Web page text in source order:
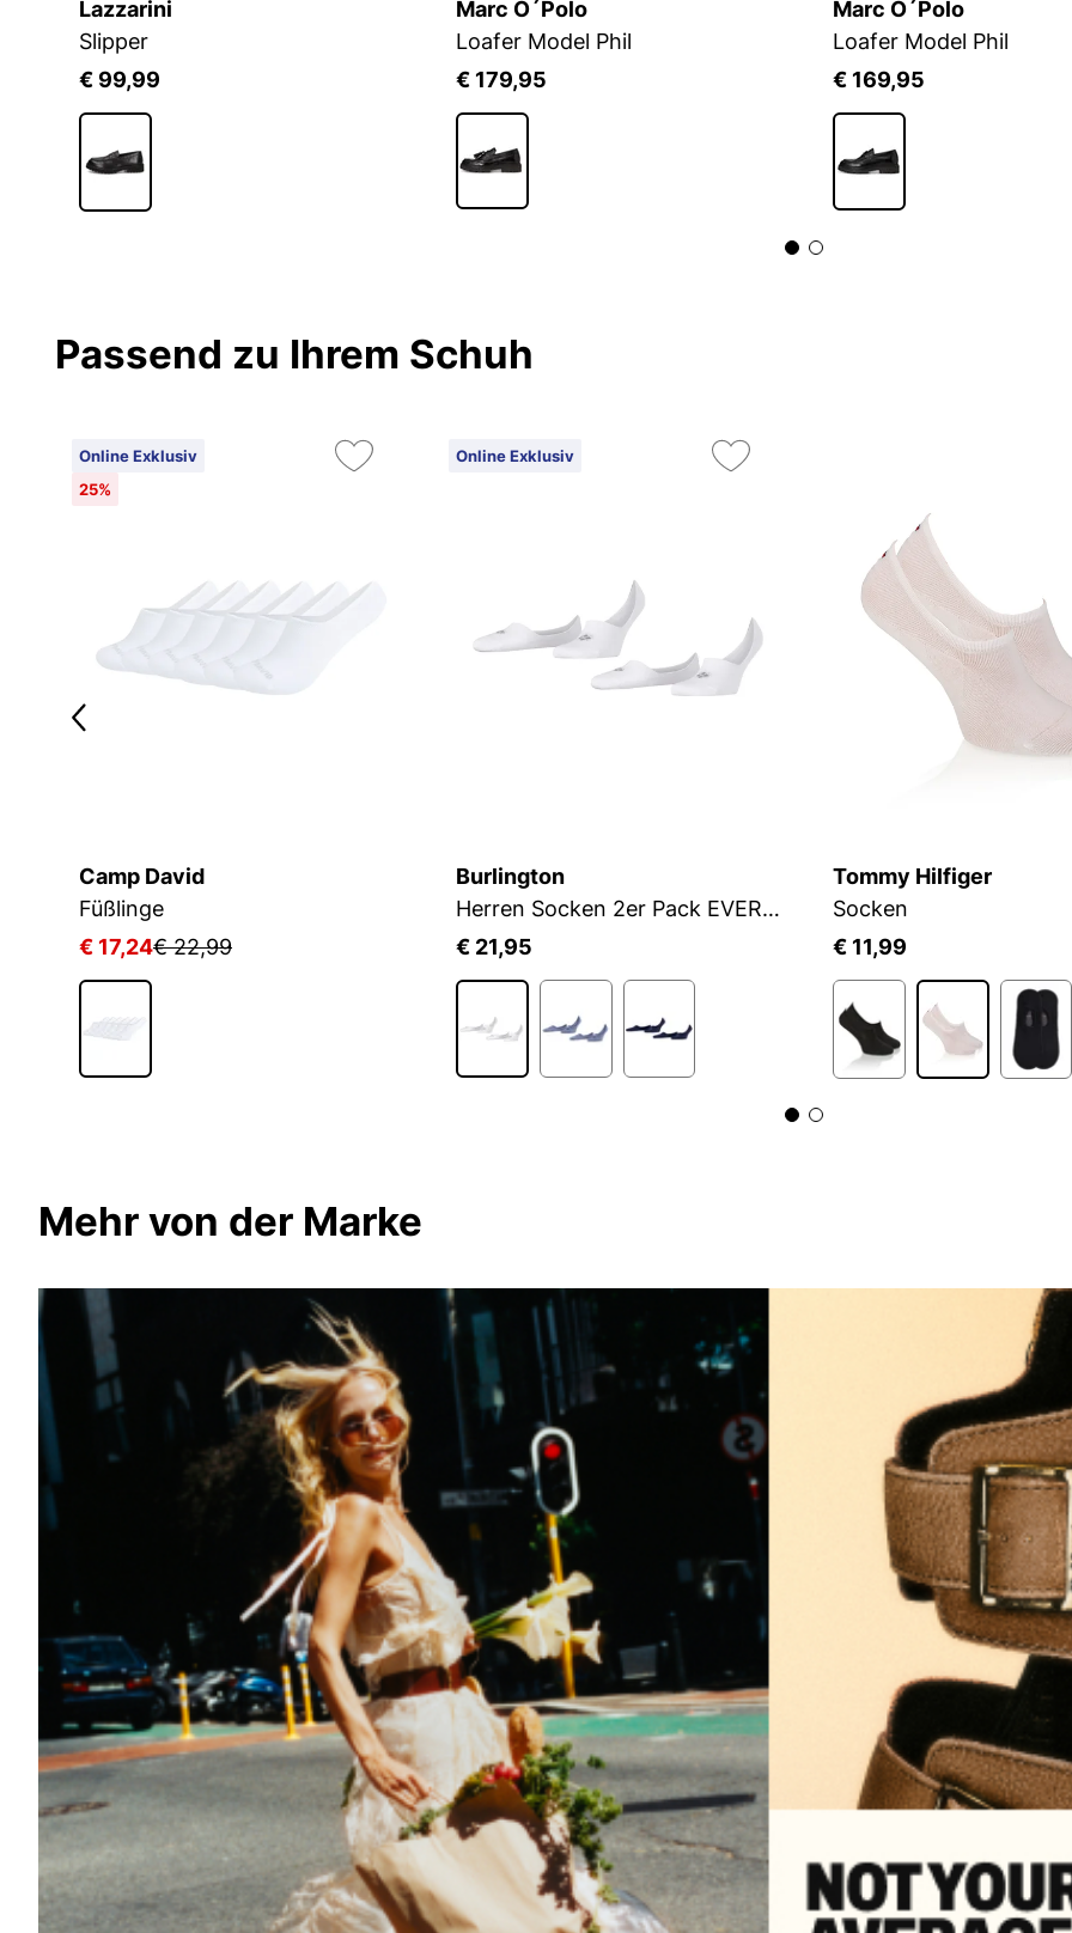
Lazzarini
Slipper
€ 99,99
Marc O´Polo
Loafer Model Phil
€ 179,95
Marc O´Polo
Loafer Model Phil
€ 169,95
Passend zu Ihrem Schuh
Online Exklusiv
25%
Camp David
Füßlinge
€ 17,24€ 22,99
Online Exklusiv
Burlington
Herren Socken 2er Pack EVERYDAY IN 2P
€ 21,95
Tommy Hilfiger
Socken
€ 11,99
Mehr von der Marke